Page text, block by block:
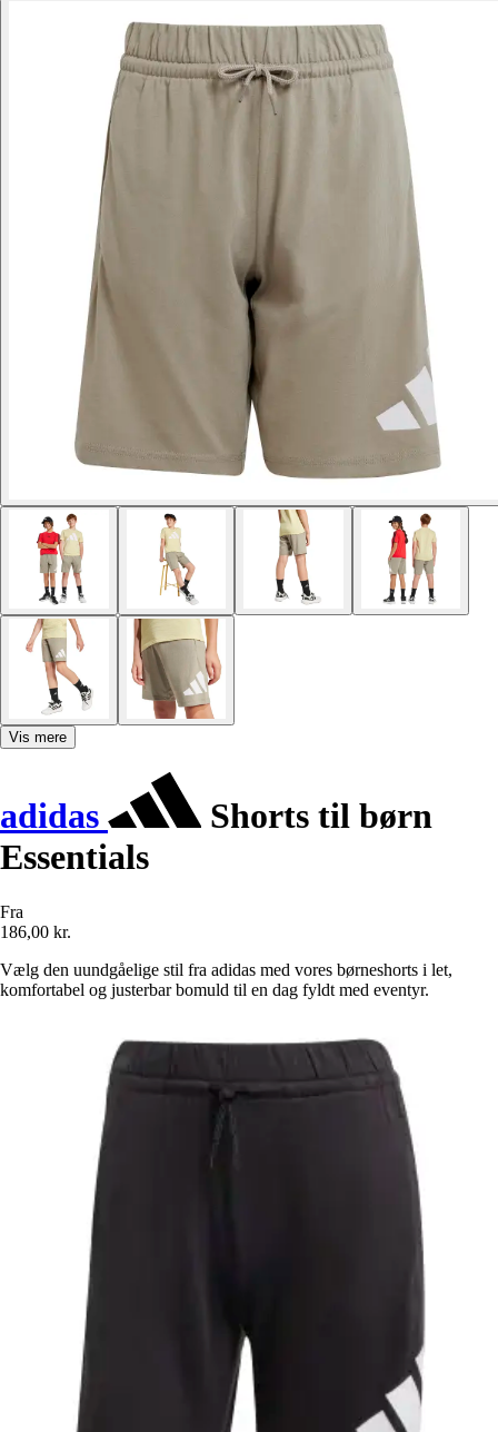
Vis mere
adidas
Shorts til børn
Essentials
Fra
186,00 kr.
Vælg den uundgåelige stil fra adidas med vores børneshorts i let,
komfortabel og justerbar bomuld til en dag fyldt med eventyr.